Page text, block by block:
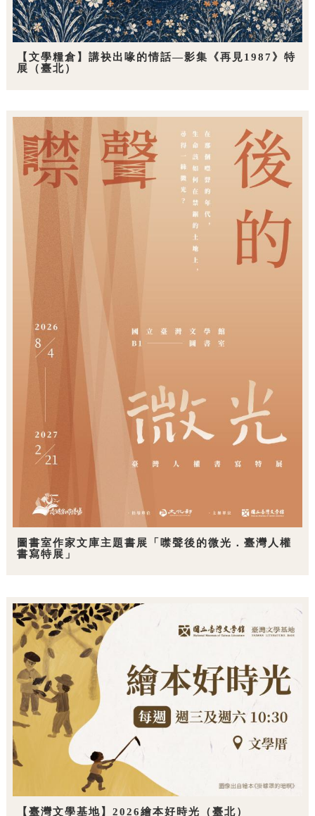
【文學糧倉】講袂出喙的情話—影集《再見1987》特
展（臺北）
圖書室作家文庫主題書展「噤聲後的微光．臺灣人權
書寫特展」
【臺灣文學基地】2026繪本好時光（臺北）